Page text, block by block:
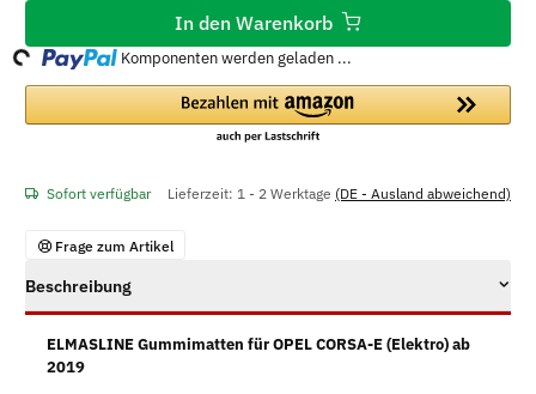
In den Warenkorb
Komponenten werden geladen ...
Sofort verfügbar Lieferzeit: 1 - 2 Werktage (DE - Ausland abweichend)
Frage zum Artikel
Beschreibung
ELMASLINE Gummimatten für OPEL CORSA-E (Elektro) ab
2019